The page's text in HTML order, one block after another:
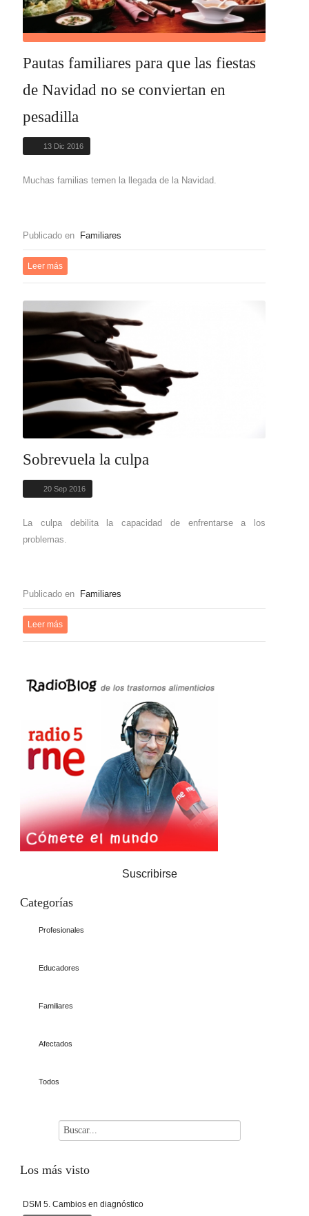
Pautas familiares para que las fiestas
de Navidad no se conviertan en
pesadilla
13 Dic 2016
Muchas familias temen la llegada de la Navidad.
Publicado en Familiares
Leer más
Sobrevuela la culpa
20 Sep 2016
La culpa debilita la capacidad de enfrentarse a los
problemas.
Publicado en Familiares
Leer más
Suscribirse
Categorías
Profesionales
Educadores
Familiares
Afectados
Todos
Los más visto
DSM 5. Cambios en diagnóstico